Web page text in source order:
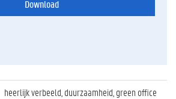
Download
heerlijk verbeeld, duurzaamheid, green office